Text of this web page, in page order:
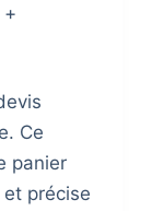
+
Ce
panier
précise